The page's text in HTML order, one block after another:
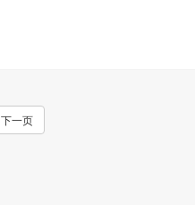
下一页